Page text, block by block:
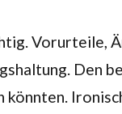
Vorurteile,